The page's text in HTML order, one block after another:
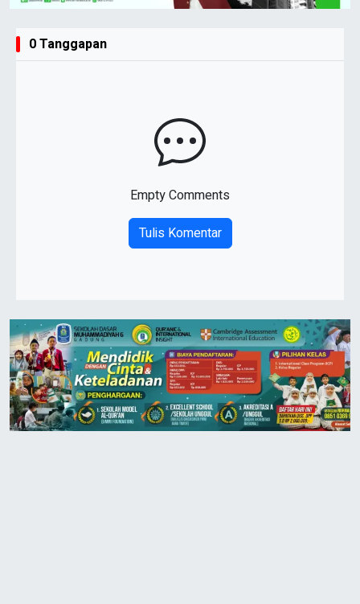
0 Tanggapan
Empty Comments
Tulis Komentar